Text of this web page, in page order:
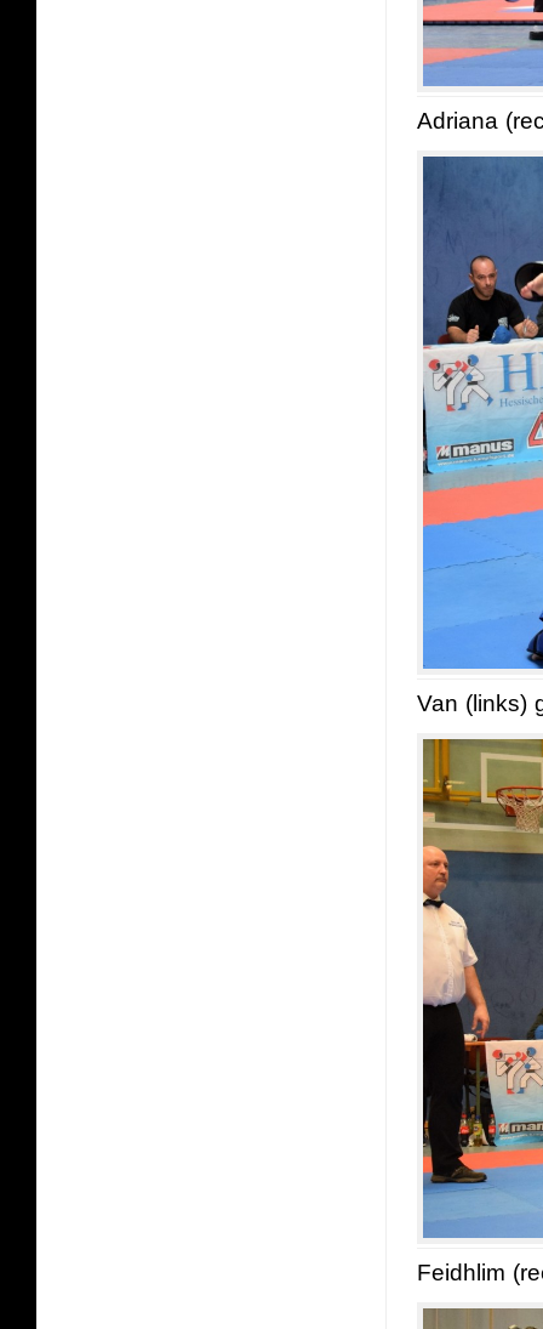
Adriana
Van (links)
Feidhlim